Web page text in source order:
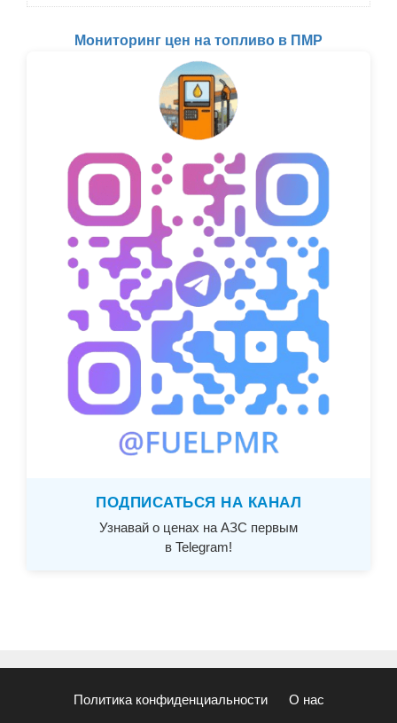
Мониторинг цен на топливо в ПМР
ПОДПИСАТЬСЯ НА КАНАЛ
Узнавай о ценах на АЗС первым
в Telegram!
Политика конфиденциальности О нас